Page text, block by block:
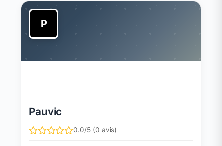
P
Pauvic
0.0/5 (0 avis)